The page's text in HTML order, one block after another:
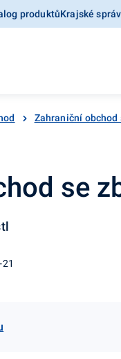
produktůKrajské
Zahraniční obchod
se